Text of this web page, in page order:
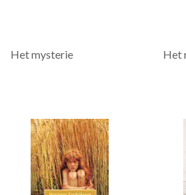
Het mysterie Het